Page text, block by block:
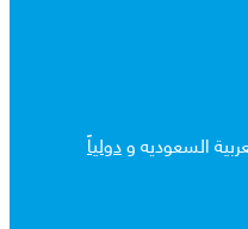
السعوديه ودولياً